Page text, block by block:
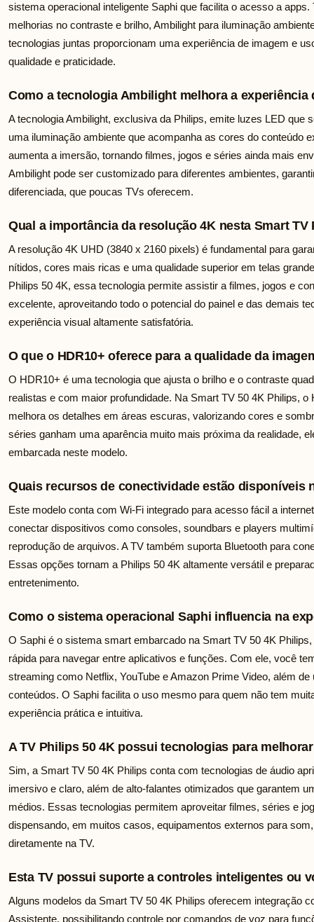
sistema operacional inteligente Saphi que facilita o acesso a
melhorias no contraste e brilho, Ambilight para iluminação
tecnologias juntas proporcionam uma experiência de imagem e
qualidade e praticidade.
Como a tecnologia Ambilight melhora a experiência
A tecnologia Ambilight, exclusiva da Philips, emite luzes LED que
uma iluminação ambiente que acompanha as cores do conteúdo
aumenta a imersão, tornando filmes, jogos e séries ainda mais
Ambilight pode ser customizado para diferentes ambientes,
diferenciada, que poucas TVs oferecem.
Qual a importância da resolução 4K nesta Smart
A resolução 4K UHD (3840 x 2160 pixels) é fundamental para
nítidos, cores mais ricas e uma qualidade superior em telas
Philips 50 4K, essa tecnologia permite assistir a filmes, jogos e
excelente, aproveitando todo o potencial do painel e das demais
experiência visual altamente satisfatória.
O que o HDR10+ oferece para a qualidade da
O HDR10+ é uma tecnologia que ajusta o brilho e o contraste
realistas e com maior profundidade. Na Smart TV 50 4K Philips,
melhora os detalhes em áreas escuras, valorizando cores e
séries ganham uma aparência muito mais próxima da realidade,
embarcada neste modelo.
Quais recursos de conectividade estão disponíveis
Este modelo conta com Wi-Fi integrado para acesso fácil a
conectar dispositivos como consoles, soundbars e players
reprodução de arquivos. A TV também suporta Bluetooth para
Essas opções tornam a Philips 50 4K altamente versátil e
entretenimento.
Como o sistema operacional Saphi influencia na
O Saphi é o sistema smart embarcado na Smart TV 50 4K
rápida para navegar entre aplicativos e funções. Com ele, você
streaming como Netflix, YouTube e Amazon Prime Video, além
conteúdos. O Saphi facilita o uso mesmo para quem não tem
experiência prática e intuitiva.
A TV Philips 50 4K possui tecnologias para
Sim, a Smart TV 50 4K Philips conta com tecnologias de áudio
imersivo e claro, além de alto-falantes otimizados que garantem
médios. Essas tecnologias permitem aproveitar filmes, séries e
dispensando, em muitos casos, equipamentos externos para
diretamente na TV.
Esta TV possui suporte a controles inteligentes ou
Alguns modelos da Smart TV 50 4K Philips oferecem integração
Assistente, possibilitando controle por comandos de voz para